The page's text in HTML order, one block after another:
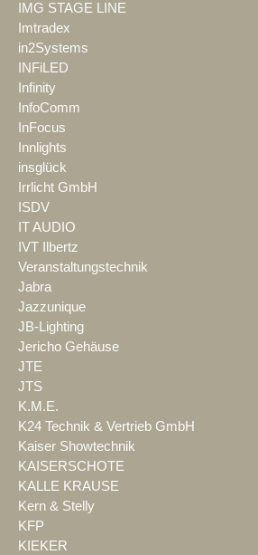
IMG STAGE LINE
Imtradex
in2Systems
INFiLED
Infinity
InfoComm
InFocus
Innlights
insglück
Irrlicht GmbH
ISDV
IT AUDIO
IVT Ilbertz
Veranstaltungstechnik
Jabra
Jazzunique
JB-Lighting
Jericho Gehäuse
JTE
JTS
K.M.E.
K24 Technik & Vertrieb GmbH
Kaiser Showtechnik
KAISERSCHOTE
KALLE KRAUSE
Kern & Stelly
KFP
KIEKER